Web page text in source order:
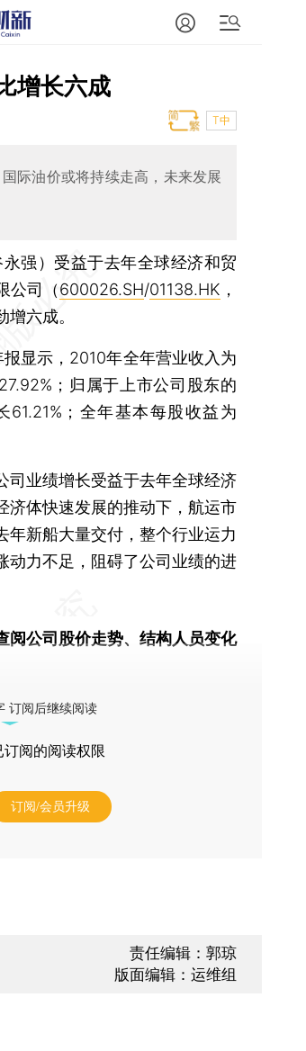
增长六成
T中
际油价或将持续走高，未来发展
强） 受益于去年全球经济和贸
公司（600026.SH/01138.HK ，
六成。
显示，2010年全年营业收入为
；归属于上市公司股东的
61.21%；全年基本每股收益为
业绩增长受益于去年全球经济
济体快速发展的推动下，航运市
年新船大量交付，整个行业运力
动力不足，阻碍了公司业绩的进
阅公司股价走势、结构人员变化
订阅后继续阅读
订阅的阅读权限
订阅/会员升级
责任编辑：郭琼
版面编辑：运维组